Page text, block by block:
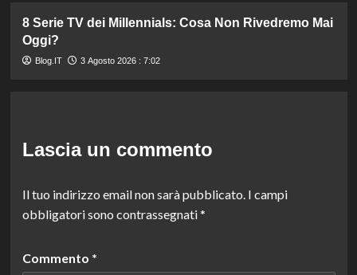
8 Serie TV dei Millennials: Cosa Non Rivedremo Mai
Oggi?
Blog.IT 3 Agosto 2026 : 7:02
Lascia un commento
Il tuo indirizzo email non sarà pubblicato. I campi
obbligatori sono contrassegnati*
Commento *